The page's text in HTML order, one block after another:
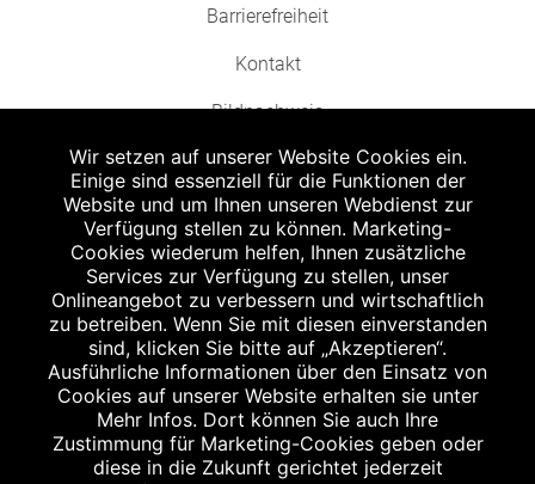
Barrierefreiheit
Kontakt
Bildnachweis
Abgabe in haushaltsüblichen Mengen, solange der Vorrat reicht. Für Druck-
und Satzfehler keine Haftung.
Zu Risiken und Nebenwirkungen lesen Sie die Packungsbeilage und fragen
Sie Ihren Arzt oder Apotheker.
Angabe nach der deutschen Arzneimitteltaxe Apothekenerstattungspreis
(AEP). Der AEP ist keine unverbindliche Preisempfehlung der Hersteller. Der
AEP ist ein von den Apotheken in Ansatz gebrachter Preis für rezeptfreie
Arzneimittel. Er entspricht in der Höhe dem für Apotheken verbindlichen
Abgabepreis, zu dem eine Apotheke in bestimmten Fällen (z.B. bei Kindern
unter 12 Jahren) das Produkt mit der gesetzlichen Krankenversicherung
abrechnet. Der AEP ist der allgemeine Erstattungspreis im Falle einer
Kostenübernahme durch die gesetzlichen Krankenkassen, vor Abzug eines
Wir setzen auf unserer Website Cookies ein.
Einige sind essenziell für die Funktionen der
Website und um Ihnen unseren Webdienst zur
Verfügung stellen zu können. Marketing-
Cookies wiederum helfen, Ihnen zusätzliche
Services zur Verfügung zu stellen, unser
Onlineangebot zu verbessern und wirtschaftlich
zu betreiben. Wenn Sie mit diesen einverstanden
sind, klicken Sie bitte auf „Akzeptieren“.
Ausführliche Informationen über den Einsatz von
Cookies auf unserer Website erhalten sie unter
Mehr Infos. Dort können Sie auch Ihre
Zustimmung für Marketing-Cookies geben oder
diese in die Zukunft gerichtet jederzeit